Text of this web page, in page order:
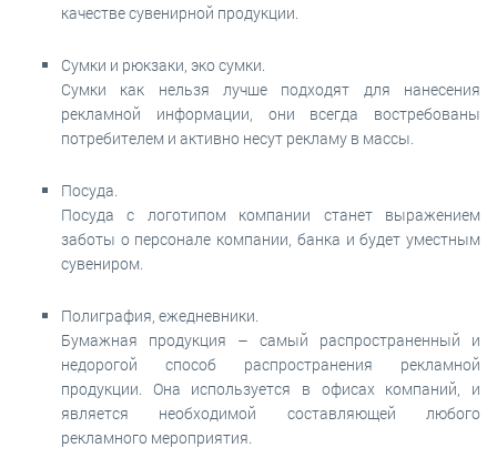
качестве сувенирной продукции.
Сумки и рюкзаки, эко сумки.
Сумки как нельзя лучше подходят для нанесения
рекламной информации, они всегда востребованы
потребителем и активно несут рекламу в массы.
Посуда.
Посуда с логотипом компании станет выражением
заботы о персонале компании, банка и будет уместным
сувениром.
Полиграфия, ежедневники.
Бумажная продукция – самый распространенный и
недорогой способ распространения рекламной
продукции. Она используется в офисах компаний, и
является необходимой составляющей любого
рекламного мероприятия.